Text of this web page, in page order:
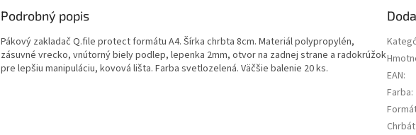
Podrobný popis
Pákový zakladač Q.file protect formátu A4. Šírka chrbta 8cm. Materiál polypropylén,
zásuvné vrecko, vnútorný biely podlep, lepenka 2mm, otvor na zadnej strane a radokrúžok
pre lepšiu manipuláciu, kovová lišta. Farba svetlozelená. Väčšie balenie 20 ks.
EAN:
Farba:
Chrbát